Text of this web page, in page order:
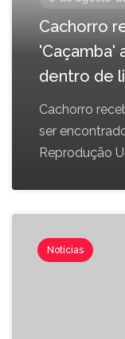
Cachorro
'Caçamba'
dentro de
Cachorro
ser
Reprodução
Notícias